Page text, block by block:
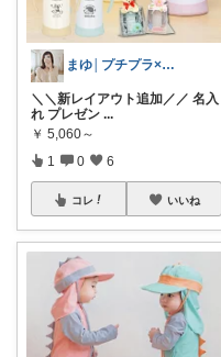
まゆ│プチプラ×ご褒美スイーツ
＼＼新レイアウト追加／／ 名入
れ プレゼン ...
￥ 5,060～
1 0 6
コレ いいね